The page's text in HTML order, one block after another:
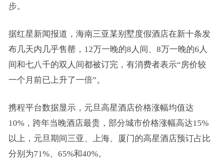
步。
据红星新闻报道，海南三亚某别墅度假酒店在新十条发
布几天内几乎售罄，12万一晚的8人间、8万一晚的6人
间和七八千的双人间都被订完，有消费者表示“房价较
一个月前已上升了一倍”。
携程平台数据显示，元旦高星酒店价格涨幅均值达
10%，跨年当晚酒店最贵，部分城市价格涨幅高达15%
以上，元旦期间三亚、上海、厦门的高星酒店预订占比
分别为71%、65%和40%。